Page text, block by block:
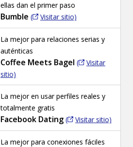
ellas dan el primer paso
Bumble ( Visitar sitio)
La mejor para relaciones serias y
auténticas
Coffee Meets Bagel (
Visitar
sitio)
La mejor en usar perfiles reales y
totalmente gratis
Facebook Dating ( Visitar sitio)
La mejor para conexiones fáciles